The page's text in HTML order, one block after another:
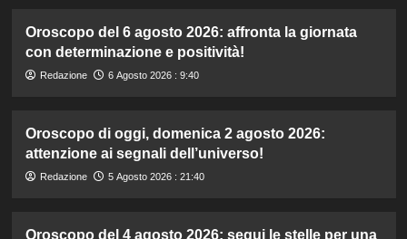
Oroscopo del 6 agosto 2026: affronta la giornata
con determinazione e positività!
Redazione 6 Agosto 2026 : 9:40
Oroscopo di oggi, domenica 2 agosto 2026:
attenzione ai segnali dell’universo!
Redazione 5 Agosto 2026 : 21:40
Oroscopo del 4 agosto 2026: segui le stelle per una